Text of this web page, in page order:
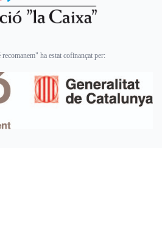
ha estat cofinançat per: